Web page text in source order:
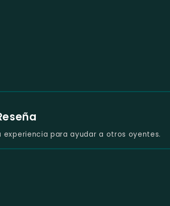
para ayudar a otros oyentes.